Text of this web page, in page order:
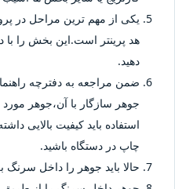
یکی از مهم ترین مراحل در
هد پرینتر است.این بخش را
دهید.
ضمن مراجعه به دفترچه
جوهر سازگار با آن،جوهر مورد
استفاده باید کیفیت بالایی
چاپ در دستگاه باشید.
حالا باید جوهر را داخل سرنگ